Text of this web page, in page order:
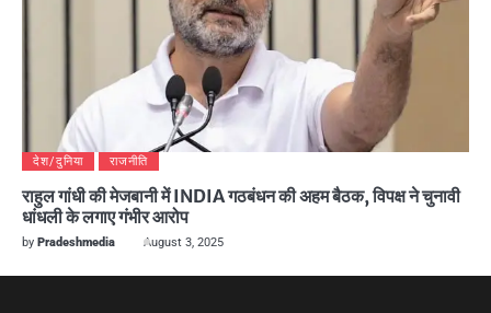
देश/दुनिया राजनीति
राहुल गांधी की मेजबानी में INDIA गठबंधन की अहम बैठक, विपक्ष ने चुनावी
धांधली के लगाए गंभीर आरोप
by Pradeshmedia August 3, 2025